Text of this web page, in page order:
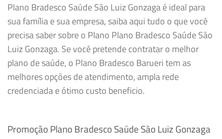
Plano Bradesco Saúde São Luiz Gonzaga é ideal para
sua família e sua empresa, saiba aqui tudo o que você
precisa saber sobre o Plano Plano Bradesco Saúde São
Luiz Gonzaga. Se você pretende contratar o melhor
plano de saúde, o Plano Bradesco Barueri tem as
melhores opções de atendimento, ampla rede
credenciada e ótimo custo beneficio.
Promoção Plano Bradesco Saúde São Luiz Gonzaga